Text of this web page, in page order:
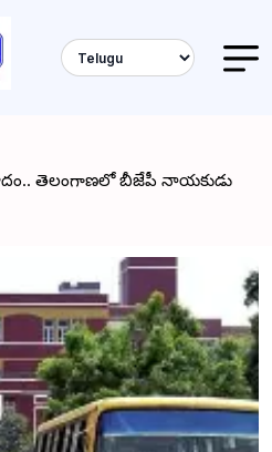
తెలంగాణలో బీజేపీ నాయకుడు